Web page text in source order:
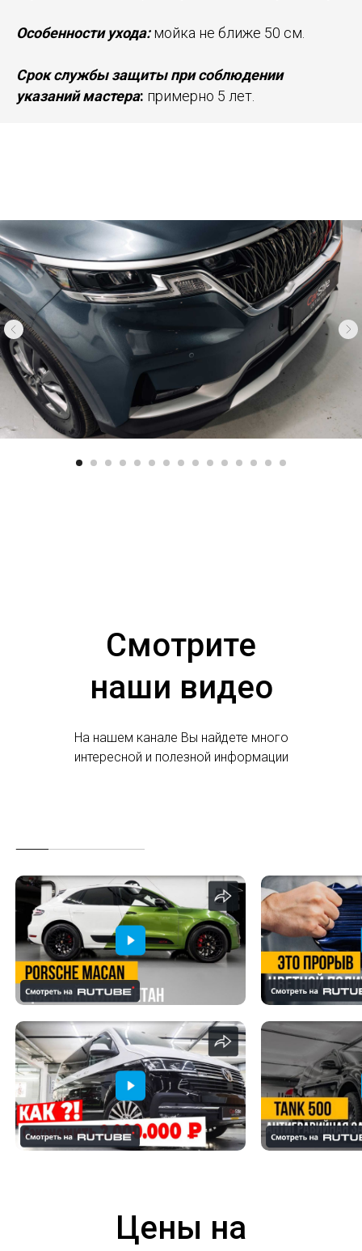
Особенности ухода:мойка не ближе 50 см.
Срок службы защиты при соблюдении
указаний мастера: примерно 5 лет.
Смотрите
наши видео
На нашем канале Вы найдете много
интересной и полезной информации
Цены на